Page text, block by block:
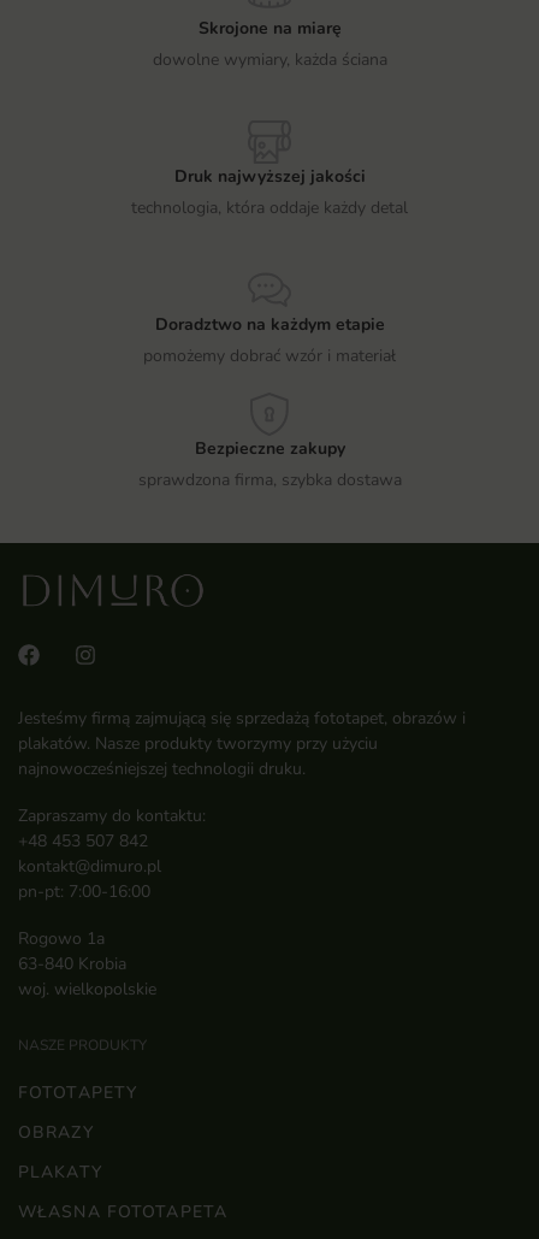
Skrojone na miarę
dowolne wymiary, każda ściana
Druk najwyższej jakości
technologia, która oddaje każdy detal
Doradztwo na każdym etapie
pomożemy dobrać wzór i materiał
Bezpieczne zakupy
sprawdzona firma, szybka dostawa
Jesteśmy firmą zajmującą się sprzedażą fototapet, obrazów i
plakatów. Nasze produkty tworzymy przy użyciu
najnowocześniejszej technologii druku.
Zapraszamy do kontaktu:
+48 453 507 842
kontakt@dimuro.pl
pn-pt: 7:00-16:00
Rogowo 1a
63-840 Krobia
woj. wielkopolskie
NASZE PRODUKTY
FOTOTAPETY
OBRAZY
PLAKATY
WŁASNA FOTOTAPETA